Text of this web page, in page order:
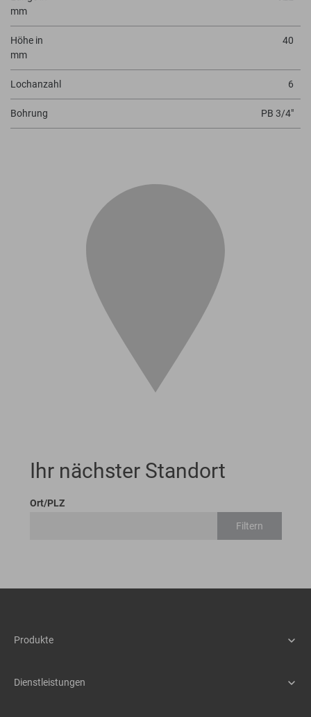
mm
Höhe in
mm
40
Lochanzahl 6
Bohrung PB 3/4"
Ihr nächster Standort
Ort/PLZ
Filtern
Produkte
Assistenzsysteme
Dienstleistungen